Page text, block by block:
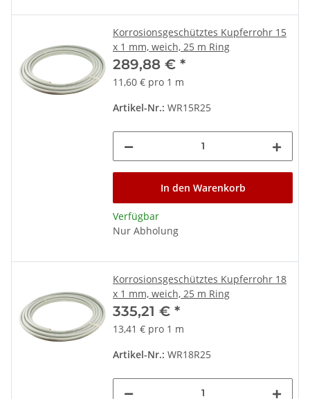
Korrosionsgeschütztes Kupferrohr 15
x 1 mm, weich, 25 m Ring
289,88 € *
11,60 € pro 1 m
Artikel-Nr.: WR15R25
In den Warenkorb
Verfügbar
Nur Abholung
Korrosionsgeschütztes Kupferrohr 18
x 1 mm, weich, 25 m Ring
335,21 € *
13,41 € pro 1 m
Artikel-Nr.: WR18R25